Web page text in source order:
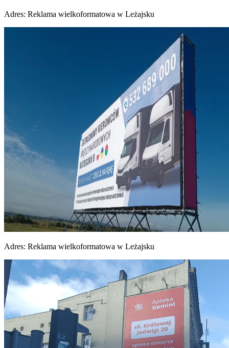
Adres: Reklama wielkoformatowa w Leżajsku
Adres: Reklama wielkoformatowa w Leżajsku